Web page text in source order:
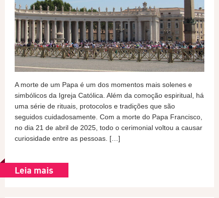
A morte de um Papa é um dos momentos mais solenes e
simbólicos da Igreja Católica. Além da comoção espiritual, há
uma série de rituais, protocolos e tradições que são
seguidos cuidadosamente. Com a morte do Papa Francisco,
no dia 21 de abril de 2025, todo o cerimonial voltou a causar
curiosidade entre as pessoas. […]
Leia mais